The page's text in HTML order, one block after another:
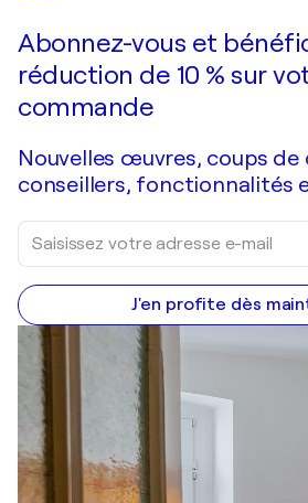
Abonnez-vous et
réduction de 10 % sur
commande
Nouvelles œuvres, coups
conseillers, fonctionnalités
J'en profite dès